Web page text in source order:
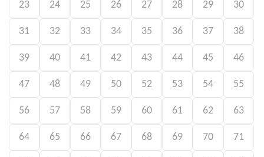
23 24 25 26 27 28 29 30
31 32 33 34 35 36 37 38
39 40 41 42 43 44 45 46
47 48 49 50 52 53 54 55
56 57 58 59 60 61 62 63
64 65 66 67 68 69 70 71